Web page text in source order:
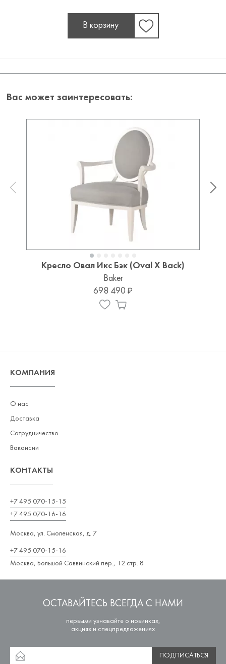
В корзину
Вас может заинтересовать:
Кресло Овал Икс Бэк (Oval X Back)
Baker
698 490
КОМПАНИЯ
О нас
Доставка
Сотрудничество
Вакансии
КОНТАКТЫ
+7 495 070-15-15
+7 495 070-16-16
Москва, ул. Смоленская, д. 7
+7 495 070-15-16
Москва, Большой Саввинский пер., 12 стр. 8
ОСТАВАЙТЕСЬ ВСЕГДА С НАМИ
первыми узнавайте о новинках,
акциях и спецпредложениях
ПОДПИСАТЬСЯ